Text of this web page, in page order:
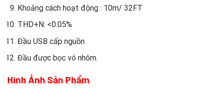
Khoảng cách hoạt động : 10m/ 32FT
THD+N: <0.05%
Đầu USB cấp nguồn
Đầu được bọc vỏ nhôm.
Hình Ảnh Sản Phẩm